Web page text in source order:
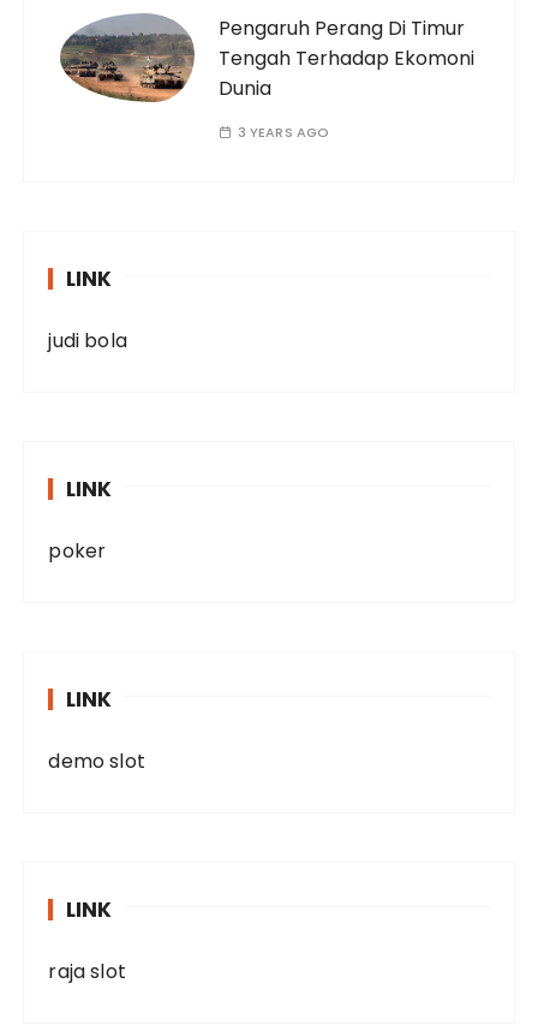
Pengaruh Perang Di Timur
Tengah Terhadap Ekomoni
Dunia
3 YEARS AGO
LINK
judi bola
LINK
poker
LINK
demo slot
LINK
raja slot